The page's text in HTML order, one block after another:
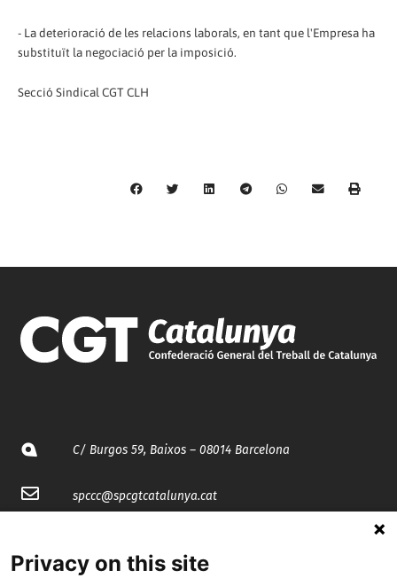
- La deterioració de les relacions laborals, en tant que l'Empresa ha
substituït la negociació per la imposició.
Secció Sindical CGT CLH
C/ Burgos 59, Baixos – 08014 Barcelona
spccc@spcgtcatalunya.cat
Privacy on this site